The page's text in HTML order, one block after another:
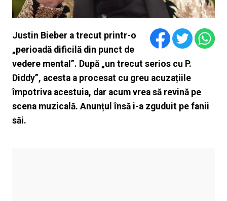
Justin Bieber a trecut printr-o
„perioadă dificilă din punct de
vedere mental”. După „un trecut serios cu P.
Diddy”, acesta a procesat cu greu acuzațiile
împotriva acestuia, dar acum vrea să revină pe
scena muzicală. Anunțul însă i-a zguduit pe fanii
săi.